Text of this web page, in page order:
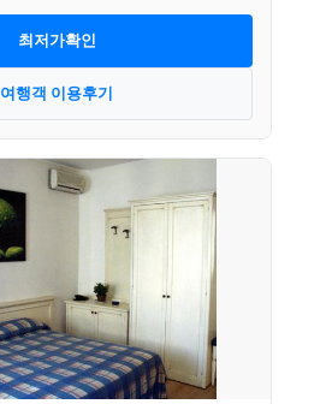
최저가확인
여행객 이용후기